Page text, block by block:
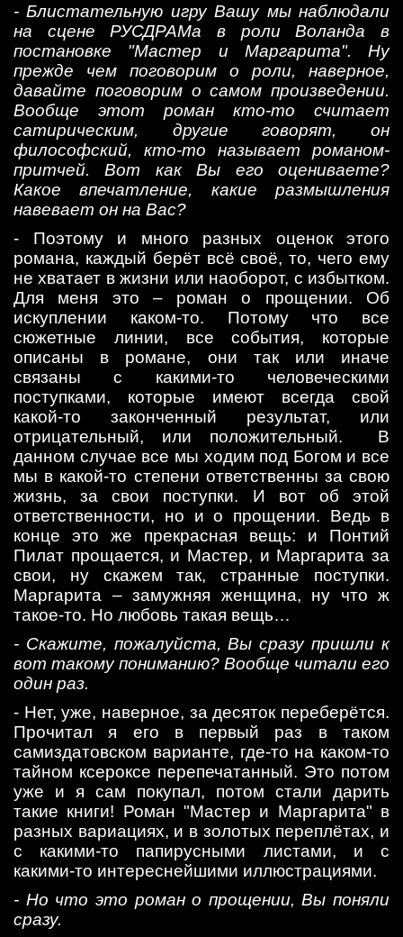
- Блистательную игру Вашу мы наблюдали
на сцене РУСДРАМа в роли Воланда в
постановке "Мастер и Маргарита". Ну
прежде чем поговорим о роли, наверное,
давайте поговорим о самом произведении.
Вообще этот роман кто-то считает
сатирическим, другие говорят, он
философский, кто-то называет романом-
притчей. Вот как Вы его оцениваете?
Какое впечатление, какие размышления
навевает он на Вас?
- Поэтому и много разных оценок этого
романа, каждый берёт всё своё, то, чего ему
не хватает в жизни или наоборот, с избытком.
Для меня это – роман о прощении. Об
искуплении каком-то. Потому что все
сюжетные линии, все события, которые
описаны в романе, они так или иначе
связаны с какими-то человеческими
поступками, которые имеют всегда свой
какой-то законченный результат, или
отрицательный, или положительный. В
данном случае все мы ходим под Богом и все
мы в какой-то степени ответственны за свою
жизнь, за свои поступки. И вот об этой
ответственности, но и о прощении. Ведь в
конце это же прекрасная вещь: и Понтий
Пилат прощается, и Мастер, и Маргарита за
свои, ну скажем так, странные поступки.
Маргарита – замужняя женщина, ну что ж
такое-то. Но любовь такая вещь…
- Скажите, пожалуйста, Вы сразу пришли к
вот такому пониманию? Вообще читали его
один раз.
- Нет, уже, наверное, за десяток переберётся.
Прочитал я его в первый раз в таком
самиздатовском варианте, где-то на каком-то
тайном ксероксе перепечатанный. Это потом
уже и я сам покупал, потом стали дарить
такие книги! Роман "Мастер и Маргарита" в
разных вариациях, и в золотых переплётах, и
с какими-то папирусными листами, и с
какими-то интереснейшими иллюстрациями.
- Но что это роман о прощении, Вы поняли
сразу.